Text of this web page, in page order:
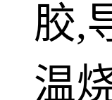
胶,
温